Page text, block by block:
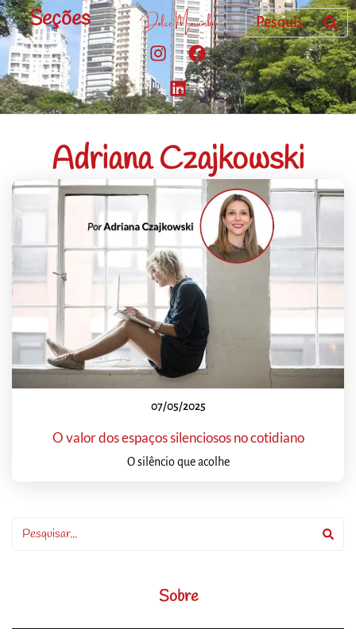
Seções
Adriana Czajkowski
07/05/2025
O valor dos espaços silenciosos no cotidiano
O silêncio que acolhe
Sobre